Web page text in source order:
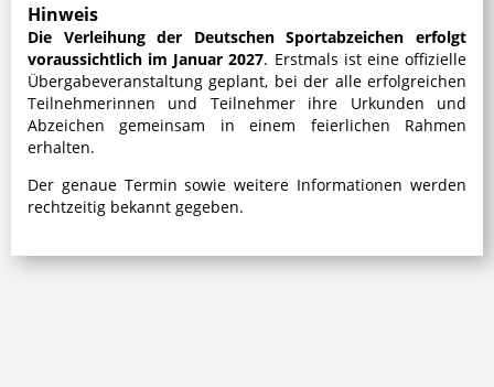
Hinweis
Die Verleihung der Deutschen Sportabzeichen erfolgt
voraussichtlich im Januar 2027. Erstmals ist eine offizielle
Übergabeveranstaltung geplant, bei der alle erfolgreichen
Teilnehmerinnen und Teilnehmer ihre Urkunden und
Abzeichen gemeinsam in einem feierlichen Rahmen
erhalten.
Der genaue Termin sowie weitere Informationen werden
rechtzeitig bekannt gegeben.